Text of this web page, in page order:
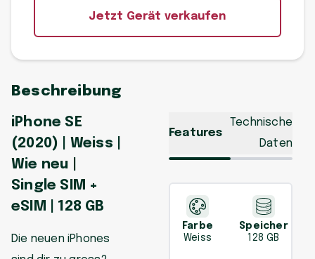
Jetzt Gerät verkaufen
Beschreibung
iPhone SE
(2020) | Weiss |
Wie neu |
Single SIM +
eSIM | 128 GB
Die neuen iPhones
Features
Technische
Daten
Farbe
Weiss
Speicher
128 GB